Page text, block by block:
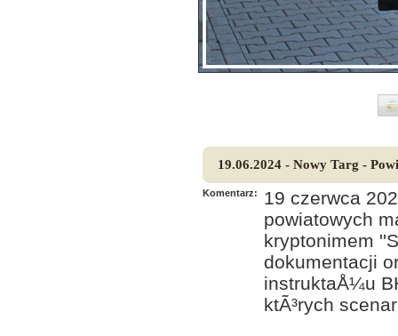
19.06.2024 - Nowy Targ -
Komentarz:
19 czerwca
powiatowych
kryptonimem
dokumentacji
instruktaÅ¼u
ktÃ³rych